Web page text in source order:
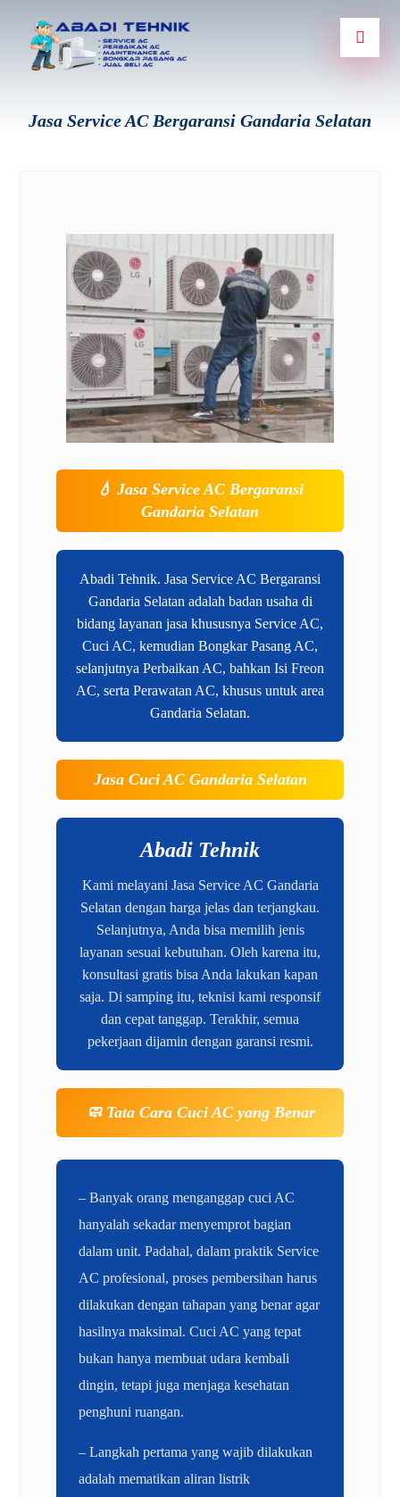
Jasa Service AC Bergaransi Gandaria Selatan
💧 Jasa Service AC Bergaransi
Gandaria Selatan
Abadi Tehnik. Jasa Service AC Bergaransi
Gandaria Selatan adalah badan usaha di
bidang layanan jasa khususnya Service AC,
Cuci AC, kemudian Bongkar Pasang AC,
selanjutnya Perbaikan AC, bahkan Isi Freon
AC, serta Perawatan AC, khusus untuk area
Gandaria Selatan.
Jasa Cuci AC Gandaria Selatan
Abadi Tehnik
Kami melayani Jasa Service AC Gandaria
Selatan dengan harga jelas dan terjangkau.
Selanjutnya, Anda bisa memilih jenis
layanan sesuai kebutuhan. Oleh karena itu,
konsultasi gratis bisa Anda lakukan kapan
saja. Di samping itu, teknisi kami responsif
dan cepat tanggap. Terakhir, semua
pekerjaan dijamin dengan garansi resmi.
🧼 Tata Cara Cuci AC yang Benar
– Banyak orang menganggap cuci AC
hanyalah sekadar menyemprot bagian
dalam unit. Padahal, dalam praktik Service
AC profesional, proses pembersihan harus
dilakukan dengan tahapan yang benar agar
hasilnya maksimal. Cuci AC yang tepat
bukan hanya membuat udara kembali
dingin, tetapi juga menjaga kesehatan
penghuni ruangan.
– Langkah pertama yang wajib dilakukan
adalah mematikan aliran listrik